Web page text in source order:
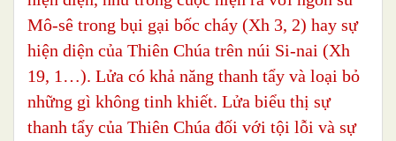
Mô-sê trong bụi gại bốc cháy (Xh 3, 2) hay sự
hiện diện của Thiên Chúa trên núi Si-nai (Xh
19, 1…). Lửa có khả năng thanh tẩy và loại bỏ
những gì không tinh khiết. Lửa biểu thị sự
thanh tẩy của Thiên Chúa đối với tội lỗi và sự